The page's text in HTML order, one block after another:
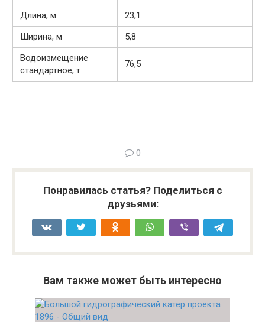
Длина, м
23,1
Ширина, м
5,8
Водоизмещение
стандартное, т
76,5
0
Понравилась статья? Поделиться с
друзьями:
Вам также может быть интересно